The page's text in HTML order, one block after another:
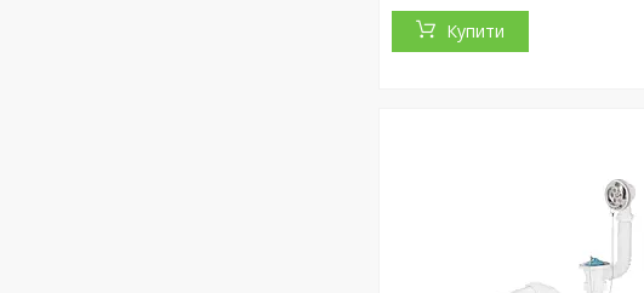
Купити